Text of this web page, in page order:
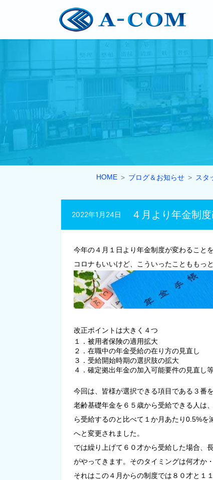
HOME ブログ＆お知らせ スタ
４月より年金制
2022年1月24日
今年の４月１日より年金制度が変わること
コロナもいいけど、こういったことももっ
改正ポイントは大きく４
１．被用者保険の適用拡大
２．在職中の年金受給の在り方の見直し
３．受給開始時期の選択肢の拡大
４．確定拠出年金の加入可能要件の見直し
今回は、皆様が選択できる項目である３番
老齢基礎年金を６５歳から受給できる人は
ら受給するのと比べて１か月あたり0.5%
へと変更されました。
では繰り上げて６０才から受給した場合、
がやってきます。そのタイミングは何才か
それはこの４月からの制度では８０才と１